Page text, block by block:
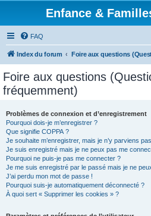
Enfance &
FAQ
Index du forum Foire aux questions
Foire aux questions
fréquemment)
Problèmes de connexion et d’enregistrement
Pourquoi dois-je m’enregistrer ?
Que signifie COPPA ?
Je souhaite m’enregistrer, mais je n’y parviens
Je suis enregistré mais je ne peux pas me
Pourquoi ne puis-je pas me connecter ?
Je me suis enregistré par le passé mais je ne
J’ai perdu mon mot de passe !
Pourquoi suis-je automatiquement déconnecté ?
À quoi sert « Supprimer les cookies » ?